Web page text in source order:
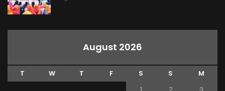
August 2026
T W T F S S
M
1
2 3